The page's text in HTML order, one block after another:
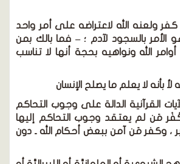
ولعنه الله لاعتراضه على أمر واحد
الأمر بالسجود لآدم ؛ – فما بالك بمن
الله ونواهيه بحجة أنها لا تناسب
بأنه لا يعلم ما يصلح الإنسان
القرآنية الدالة على وجوب التحاكم
مَن لم يعتقد وجوب التحاكم إليها
وكفر مَن آمن ببعض أحكام الله ـ دون